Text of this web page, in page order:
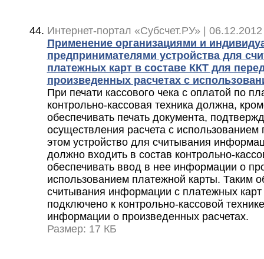
Интернет-портал «Субсчет.РУ» |
Применение организациями и
предпринимателями устройства для
платежных карт в составе ККТ для
произведенных расчетах с
При печати кассового чека с оплатой по
контрольно-кассовая техника должна,
обеспечивать печать документа,
осуществления расчета с
этом устройство для считывания
должно входить в состав контрольно-
обеспечивать ввод в нее информации о
использованием платежной карты. Таким
считывания информации с платежных
подключено к контрольно-кассовой
информации о произведенных расчетах.
Размер: 17 КБ